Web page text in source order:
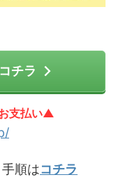
チラ
支払い▲
順はコチラ